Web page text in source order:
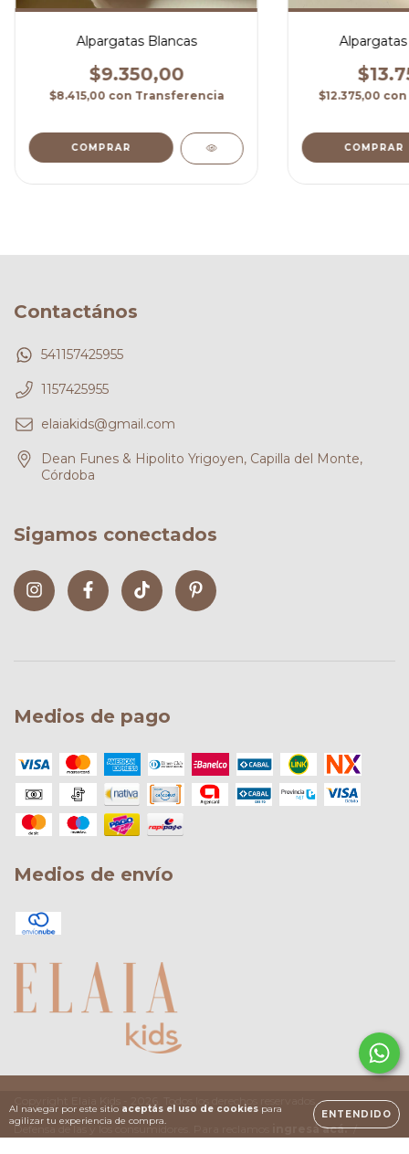
Al navegar por este sitio aceptás el uso de cookies para
agilizar tu experiencia de compra.
ENTENDIDO
Alpargatas Blancas
$9.350,00
$8.415,00 con Transferencia
COMPRAR
$12.375,00 con
COMPRAR
Contactános
541157425955
1157425955
elaiakids@gmail.com
Dean Funes & Hipolito Yrigoyen, Capilla del Monte,
Córdoba
Sigamos conectados
Medios de pago
Medios de envío
Defensa de las y los consumidores. Para reclamos ingresá acá. /